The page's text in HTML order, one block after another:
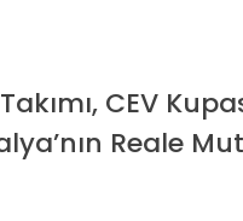
CEV
Reale